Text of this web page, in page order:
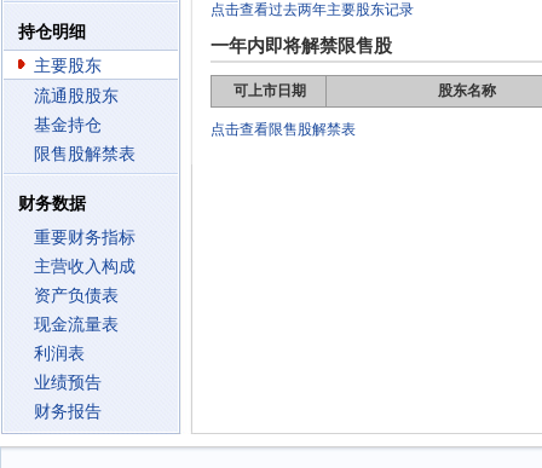
持仓明细
主要股东
流通股股东
基金持仓
限售股解禁表
财务数据
重要财务指标
主营收入构成
资产负债表
现金流量表
利润表
业绩预告
财务报告
点击查看过去两年主要股东记录
一年内即将解禁限售股
可上市日期 股东名称
点击查看限售股解禁表